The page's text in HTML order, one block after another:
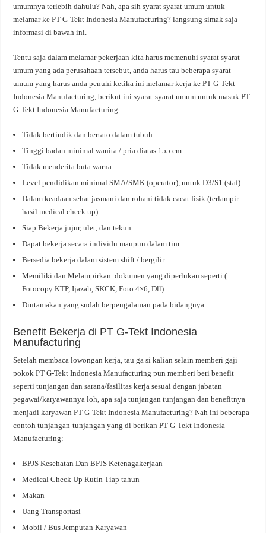
umumnya terlebih dahulu? Nah, apa sih syarat syarat umum untuk
melamar ke PT G-Tekt Indonesia Manufacturing? langsung simak saja
informasi di bawah ini.
Tentu saja dalam melamar pekerjaan kita harus memenuhi syarat syarat
umum yang ada perusahaan tersebut, anda harus tau beberapa syarat
umum yang harus anda penuhi ketika ini melamar kerja ke PT G-Tekt
Indonesia Manufacturing, berikut ini syarat-syarat umum untuk masuk PT
G-Tekt Indonesia Manufacturing:
Tidak bertindik dan bertato dalam tubuh
Tinggi badan minimal wanita / pria diatas 155 cm
Tidak menderita buta warna
Level pendidikan minimal SMA/SMK (operator), untuk D3/S1 (staf)
Dalam keadaan sehat jasmani dan rohani tidak cacat fisik (terlampir
hasil medical check up)
Siap Bekerja jujur, ulet, dan tekun
Dapat bekerja secara individu maupun dalam tim
Bersedia bekerja dalam sistem shift / bergilir
Memiliki dan Melampirkan dokumen yang diperlukan seperti (
Fotocopy KTP, Ijazah, SKCK, Foto 4×6, Dll)
Diutamakan yang sudah berpengalaman pada bidangnya
Benefit Bekerja di PT G-Tekt Indonesia
Manufacturing
Setelah membaca lowongan kerja, tau ga si kalian selain memberi gaji
pokok PT G-Tekt Indonesia Manufacturing pun memberi beri benefit
seperti tunjangan dan sarana/fasilitas kerja sesuai dengan jabatan
pegawai/karyawannya loh, apa saja tunjangan tunjangan dan benefitnya
menjadi karyawan PT G-Tekt Indonesia Manufacturing? Nah ini beberapa
contoh tunjangan-tunjangan yang di berikan PT G-Tekt Indonesia
Manufacturing:
BPJS Kesehatan Dan BPJS Ketenagakerjaan
Medical Check Up Rutin Tiap tahun
Makan
Uang Transportasi
Mobil / Bus Jemputan Karyawan